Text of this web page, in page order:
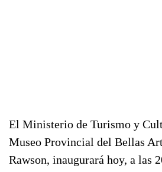
El Ministerio de Turismo y
Museo Provincial del Bellas
Rawson, inaugurará hoy, a las